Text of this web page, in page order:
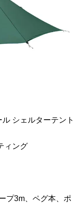
シェルターテント
ィング
プ3m、ペグ本、ポ